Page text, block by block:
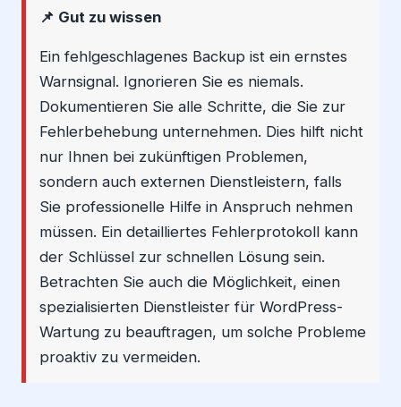
📌 Gut zu wissen
Ein fehlgeschlagenes Backup ist ein ernstes
Warnsignal. Ignorieren Sie es niemals.
Dokumentieren Sie alle Schritte, die Sie zur
Fehlerbehebung unternehmen. Dies hilft nicht
nur Ihnen bei zukünftigen Problemen,
sondern auch externen Dienstleistern, falls
Sie professionelle Hilfe in Anspruch nehmen
müssen. Ein detailliertes Fehlerprotokoll kann
der Schlüssel zur schnellen Lösung sein.
Betrachten Sie auch die Möglichkeit, einen
spezialisierten Dienstleister für WordPress-
Wartung zu beauftragen, um solche Probleme
proaktiv zu vermeiden.